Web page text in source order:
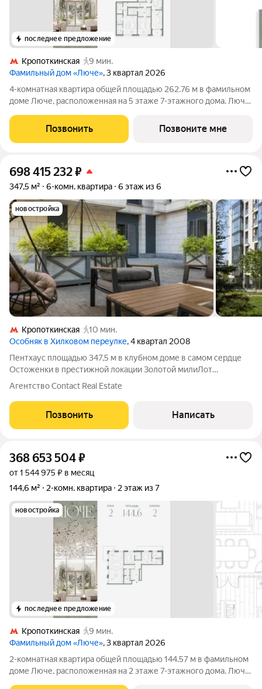
последнее предложение
Кропоткинская
9 мин.
Фамильный дом «Люче», 3 квартал 2026
4-комнатная квартира общей площадью 262.76 м в фамильном
доме Люче, расположенная на 5 этаже 7-этажного дома. Люче
охранной зоне Кремля. Уникальный фамильный дом
предлагает 43 квартиры, площадью от
Позвонить Позвоните мне
698 415 232₽
347,5 м² 6-комн. квартира 6 этаж из 6
новостройка
Кропоткинская
10 мин.
Особняк в Хилковом переулке, 4 квартал 2008
Пентхаус площадью 347,5 м в клубном доме в самом сердце
Остоженки в престижной локации Золотой милиЛот
представлен без отделки, чтобы будущий владелец смог
Агентство Contact Real Estate
Позвонить Написать
368 653 504₽
от 1 544 975 ₽ в месяц
144,6 м²
2-комн. квартира 2 этаж из 7
новостройка
последнее предложение
Кропоткинская
9 мин.
Фамильный дом «Люче», 3 квартал 2026
2-комнатная квартира общей площадью 144.57 м в фамильном
доме Люче, расположенная на 2 этаже 7-этажного дома. Люче